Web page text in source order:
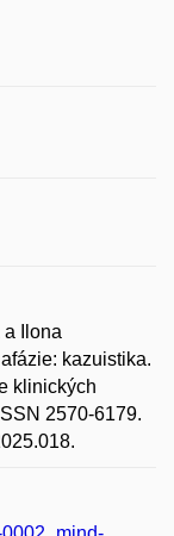
Ilona
kazuistika.
klinických
2570-6179.